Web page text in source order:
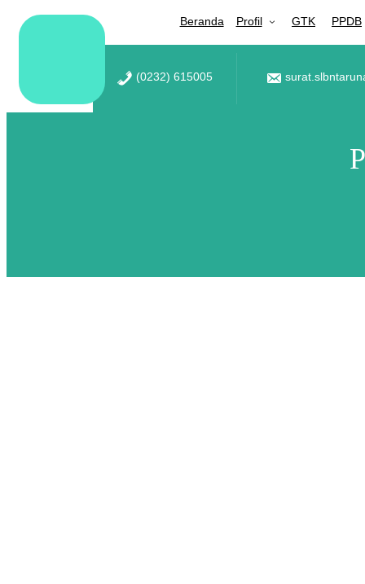
Lewati
konten
Beranda Profil GTK PPDB
(0232) 615005